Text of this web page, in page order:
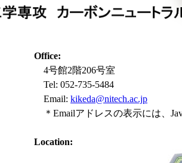
Office:
4号館2階206号室
Tel: 052-735-5484
Email: kikeda@nitech.ac.jp
＊Emailアドレスの表示には、
Location: